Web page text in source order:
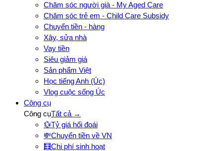
Chăm sóc người già - My Aged Care
Chăm sóc trẻ em - Child Care Subsidy
Chuyển tiền - hàng
Xây, sửa nhà
Vay tiền
Siêu giảm giá
Sản phẩm Việt
Học tiếng Anh (Úc)
Vlog cuộc sống Úc
Công cụ
Công cụTất cả →
💱Tỷ giá hối đoái
💸Chuyển tiền về VN
🧮Chi phí sinh hoạt